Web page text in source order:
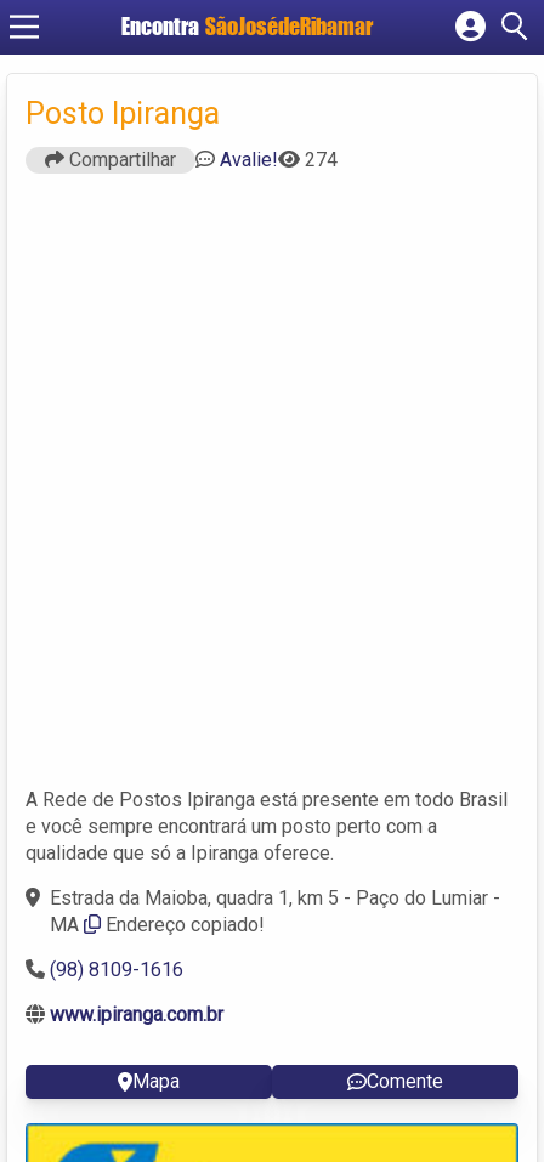
Encontra SãoJosédeRibamar
Cadastrar empresa
Posto Ipiranga
Compartilhar Avalie! 274
A Rede de Postos Ipiranga está presente em todo Brasil
e você sempre encontrará um posto perto com a
qualidade que só a Ipiranga oferece.
Estrada da Maioba, quadra 1, km 5 - Paço do Lumiar -
MA
Endereço copiado!
(98) 8109-1616
www.ipiranga.com.br
Mapa Comente